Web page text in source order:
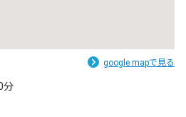
google mapで見る
分